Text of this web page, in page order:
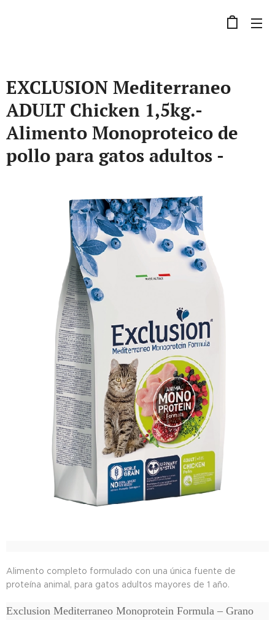
EXCLUSION Mediterraneo
ADULT Chicken 1,5kg.-
Alimento Monoproteico de
pollo para gatos adultos -
Alimento completo formulado con una única fuente de
proteína animal, para gatos adultos mayores de 1 año.
Exclusion Mediterraneo Monoprotein Formula – Grano